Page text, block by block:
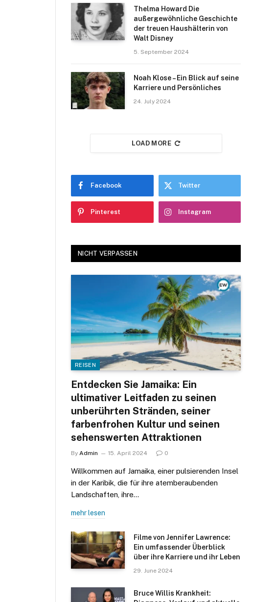
Thelma Howard Die
außergewöhnliche Geschichte
der treuen Haushälterin von
Walt Disney
5. September 2024
Noah Klose – Ein Blick auf seine
Karriere und Persönliches
24. July 2024
LOAD MORE
Facebook Twitter
Pinterest Instagram
NICHT VERPASSEN
REISEN
Entdecken Sie Jamaika: Ein
ultimativer Leitfaden zu seinen
unberührten Stränden, seiner
farbenfrohen Kultur und seinen
sehenswerten Attraktionen
By Admin 15. April 2024 0
Willkommen auf Jamaika, einer pulsierenden Insel
in der Karibik, die für ihre atemberaubenden
Landschaften, ihre…
mehr lesen
Filme von Jennifer Lawrence:
Ein umfassender Überblick
über ihre Karriere und ihr Leben
29. June 2024
Bruce Willis Krankheit: